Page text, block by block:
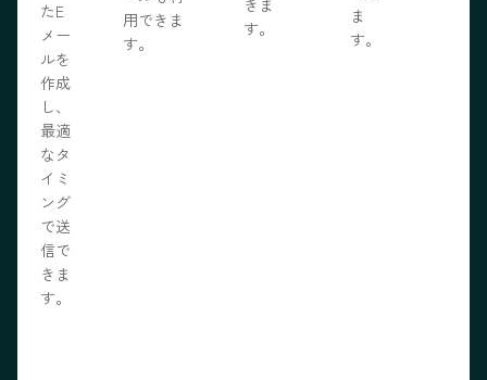
たE
メー
ルを
作成
し、
最適
なタ
イミ
ング
で送
信で
きま
す。
用できま
す。
す。
ま
す。